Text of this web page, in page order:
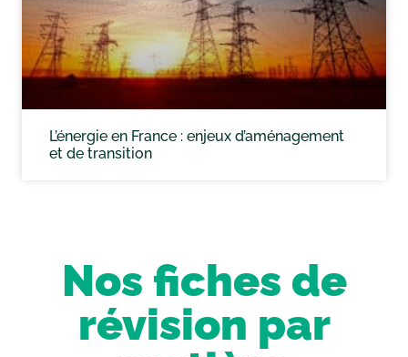
L’énergie en France : enjeux d’aménagement
et de transition
Nos fiches de
révision par